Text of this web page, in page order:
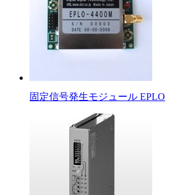
固定信号発生モジュール EPLO